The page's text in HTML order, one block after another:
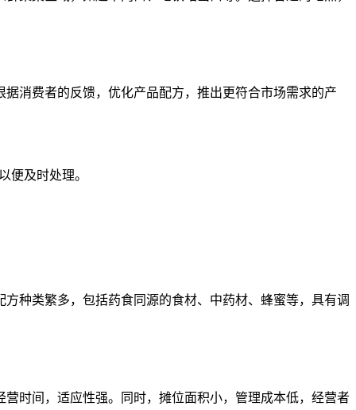
消费者的反馈，优化产品配方，推出更符合市场需求的产
便及时处理。
种类繁多，包括药食同源的食材、中药材、蜂蜜等，具有调
时间，适应性强。同时，摊位面积小，管理成本低，经营者